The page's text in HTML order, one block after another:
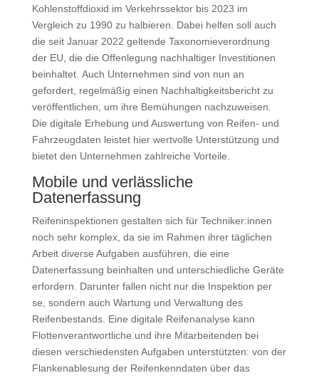
Kohlenstoffdioxid im Verkehrssektor bis 2023 im
Vergleich zu 1990 zu halbieren. Dabei helfen soll auch
die seit Januar 2022 geltende Taxonomieverordnung
der EU, die die Offenlegung nachhaltiger Investitionen
beinhaltet. Auch Unternehmen sind von nun an
gefordert, regelmäßig einen Nachhaltigkeitsbericht zu
veröffentlichen, um ihre Bemühungen nachzuweisen.
Die digitale Erhebung und Auswertung von Reifen- und
Fahrzeugdaten leistet hier wertvolle Unterstützung und
bietet den Unternehmen zahlreiche Vorteile.
Mobile und verlässliche
Datenerfassung
Reifeninspektionen gestalten sich für Techniker:innen
noch sehr komplex, da sie im Rahmen ihrer täglichen
Arbeit diverse Aufgaben ausführen, die eine
Datenerfassung beinhalten und unterschiedliche Geräte
erfordern. Darunter fallen nicht nur die Inspektion per
se, sondern auch Wartung und Verwaltung des
Reifenbestands. Eine digitale Reifenanalyse kann
Flottenverantwortliche und ihre Mitarbeitenden bei
diesen verschiedensten Aufgaben unterstützten: von der
Flankenablesung der Reifenkenndaten über das